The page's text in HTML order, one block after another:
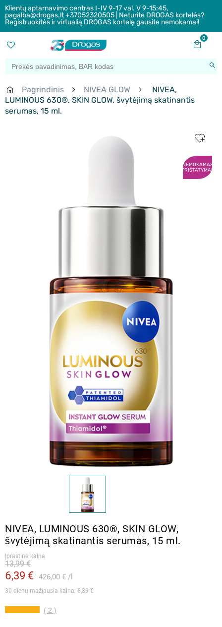
Klientų aptarnavimo centras I-IV 9-17 val. V 9-15:45,
pagalba@drogas.lt +37052320505 | Neturite DROGAS kortelės?
Registruokitės ir virtualią DROGAS kortelę gausite nemokamai!
0
Pagrindinis NIVEA GLOW
NIVEA,
LUMINOUS 630®, SKIN GLOW, švytėjimą skatinantis
serumas, 15 ml.
NEMOKAMAS
PRISTATYMAS
NIVEA, LUMINOUS 630®, SKIN GLOW,
švytėjimą skatinantis serumas, 15 ml.
Įprastinė kaina
6,39 € 426,00 €
13,99 €
30 dienų mažiausia kaina: 6,39 €
( 2 )